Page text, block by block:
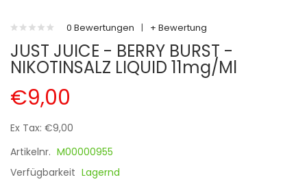
0 Bewertungen | + Bewertung
JUST JUICE - BERRY BURST -
NIKOTINSALZ LIQUID 11mg/ml
€9,00
Ex Tax: €9,00
Artikelnr. M00000955
Verfügbarkeit Lagernd